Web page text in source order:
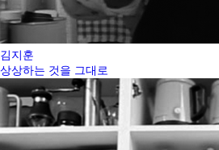
김지훈
상상하는 것을 그대로